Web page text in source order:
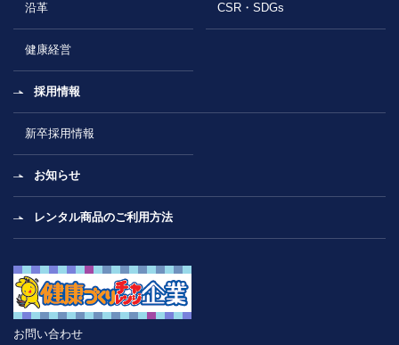
沿革 CSR・SDGs
健康経営
採用情報
新卒採用情報
お知らせ
レンタル商品のご利用方法
お問い合わせ